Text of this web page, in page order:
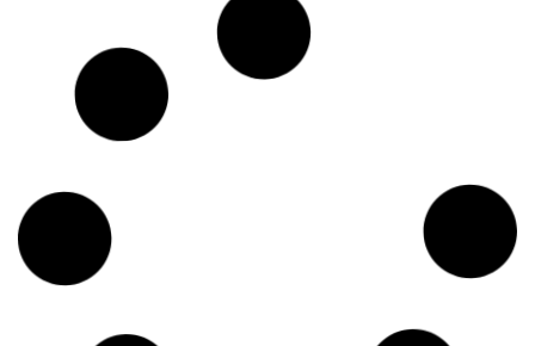
Hoe duurzaam wordt er
ingekocht?
juli 12, 2025